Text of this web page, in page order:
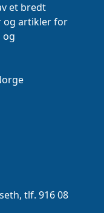
et bredt
og artikler for
og
tlf. 916 08